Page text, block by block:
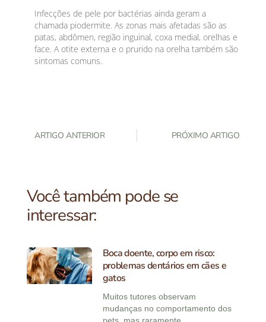
Infecções de pele por bactérias ainda geram a
chamada piodermite. As zonas mais afetadas são as
patas, abdômen, região inguinal, coxa medial, orelhas e
face. A otite externa e o prurido na orelha também são
sintomas comuns.
ARTIGO ANTERIOR PRÓXIMO ARTIGO
Você também pode se
interessar:
Boca doente, corpo em risco:
problemas dentários em cães e
gatos
Muitos tutores observam
mudanças no comportamento dos
pets, mas raramente